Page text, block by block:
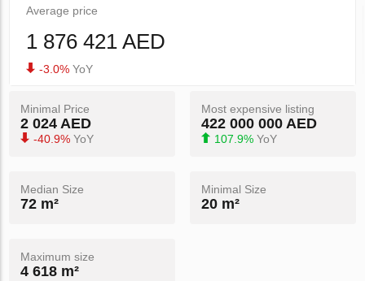
Average price
1 876 421 AED
-3.0% YoY
Minimal Price
2 024 AED
-40.9% YoY
Most expensive listing
422 000 000 AED
107.9% YoY
Median Size
72 m²
Minimal Size
20 m²
Maximum size
4 618 m²